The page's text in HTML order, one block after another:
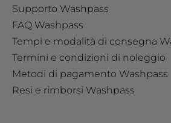
Supporto Washpass
FAQ Washpass
Tempi e modalità di consegna
Termini e condizioni di noleggio
Metodi di pagamento Washpass
Resi e rimborsi Washpass